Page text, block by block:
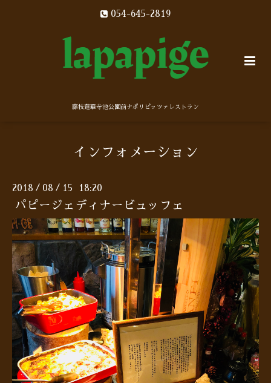
054-645-2819
藤枝蓮華寺池公園前ナポリピッツァレストラン
インフォメーション
2018 / 08 / 15 18:20
パピージェディナービュッフェ